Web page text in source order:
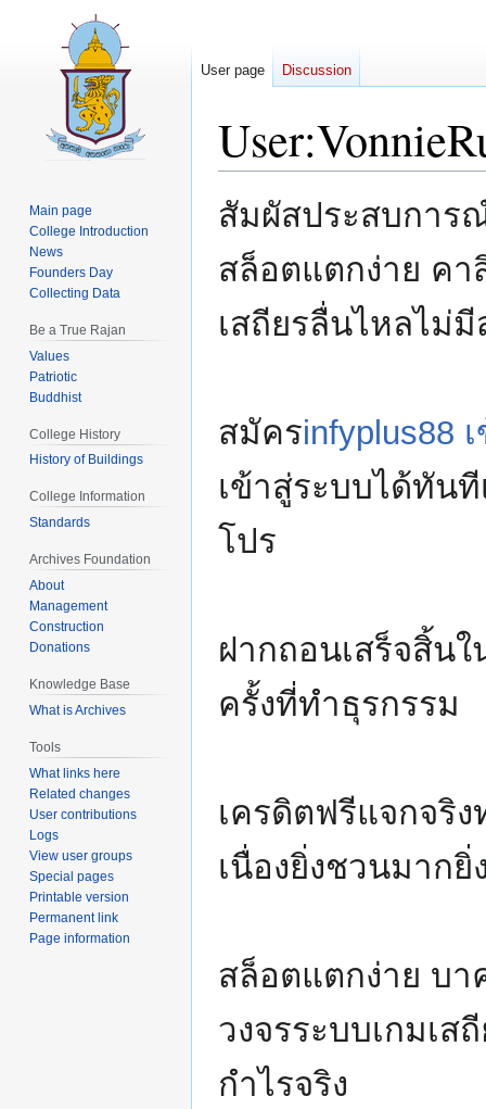
User:
Jump
to
navigation
Jump
to
search
สัมผัสประสบการ
สล็อตแตกง่าย ค
เสถียรลื่นไหลไม่
สมัครinfyplus88
เข้าสู่ระบบได้ทัน
โปร
ฝากถอนเสร็จสิ้น
ครั้งที่ทำธุรกรรม
เครดิตฟรีแจกจริ
เนื่องยิ่งชวนมากยิ่
สล็อตแตกง่าย บ
วงจรระบบเกมเ
กำไรจริง
User page Discussion
Main page
College Introduction
News
Founders Day
Collecting Data
Be a True Rajan
Values
Patriotic
Buddhist
College History
History of Buildings
College Information
Standards
Archives Foundation
About
Management
Construction
Donations
Knowledge Base
What is Archives
Tools
What links here
Related changes
User contributions
Logs
View user groups
Special pages
Printable version
Permanent link
Page information